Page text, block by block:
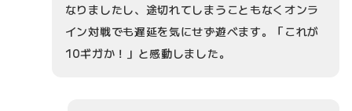
なりましたし、途切れてしまうこともなくオンラ
イン対戦でも遅延を気にせず遊べます。「これが
10ギガか！」と感動しました。